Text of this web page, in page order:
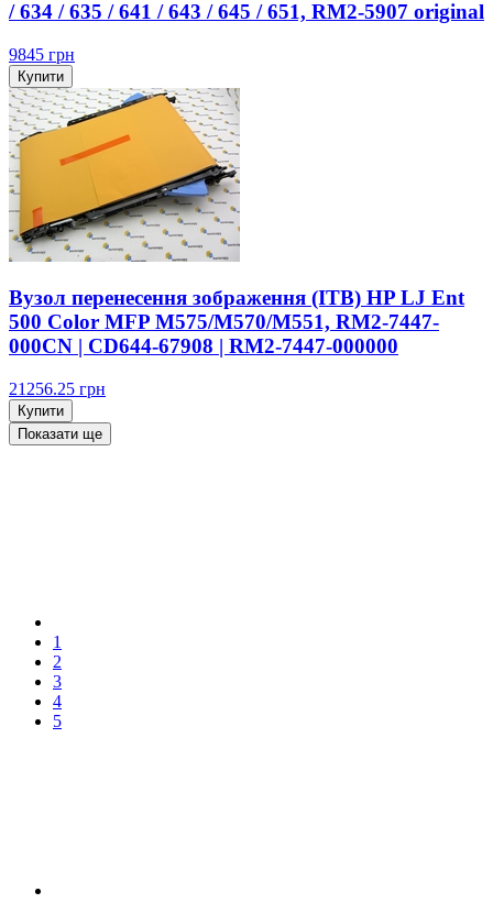
/ 634 / 635 / 641 / 643 / 645 / 651, RM2-5907 original
9845 грн
Купити
Вузол перенесення зображення (ITB) HP LJ Ent
500 Color MFP M575/M570/M551, RM2-7447-
000CN | CD644-67908 | RM2-7447-000000
21256.25 грн
Купити
Показати ще
1
2
3
4
5